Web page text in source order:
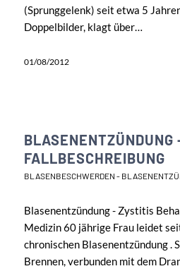
(Sprunggelenk) seit etwa 5
Doppelbilder, klagt über…
01/08/2012
BLASENENTZÜNDUNG
FALLBESCHREIBUNG
BLASENBESCHWERDEN -
Blasenentzündung - Zystitis
Medizin 60 jährige Frau leidet
chronischen Blasenentzündung .
Brennen, verbunden mit dem